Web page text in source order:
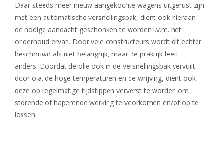
Daar steeds meer nieuw aangekochte wagens uitgerust zijn
met een automatische versnellingsbak, dient ook hieraan
de nodige aandacht geschonken te worden i.v.m. het
onderhoud ervan. Door vele constructeurs wordt dit echter
beschouwd als niet belangrijk, maar de praktijk leert
anders. Doordat de olie ook in de versnellingsbak vervuilt
door o.a. de hoge temperaturen en de wrijving, dient ook
deze op regelmatige tijdstippen ververst te worden om
storende of haperende werking te voorkomen en/of op te
lossen.